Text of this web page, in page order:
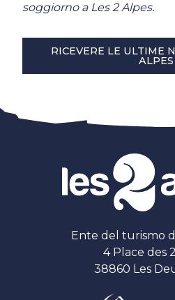
soggiorno a Les 2 Alpes.
RICEVERE LE ULTIME
ALPES
Ente del turismo
4 Place des
38860 Les